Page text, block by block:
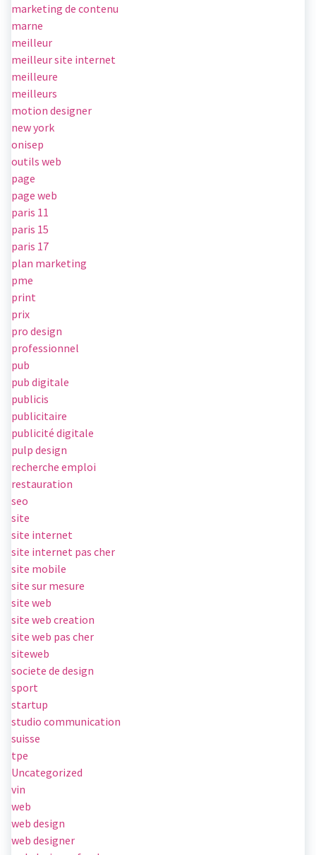
marketing de contenu
marne
meilleur
meilleur site internet
meilleure
meilleurs
motion designer
new york
onisep
outils web
page
page web
paris 11
paris 15
paris 17
plan marketing
pme
print
prix
pro design
professionnel
pub
pub digitale
publicis
publicitaire
publicité digitale
pulp design
recherche emploi
restauration
seo
site
site internet
site internet pas cher
site mobile
site sur mesure
site web
site web creation
site web pas cher
siteweb
societe de design
sport
startup
studio communication
suisse
tpe
Uncategorized
vin
web
web design
web designer